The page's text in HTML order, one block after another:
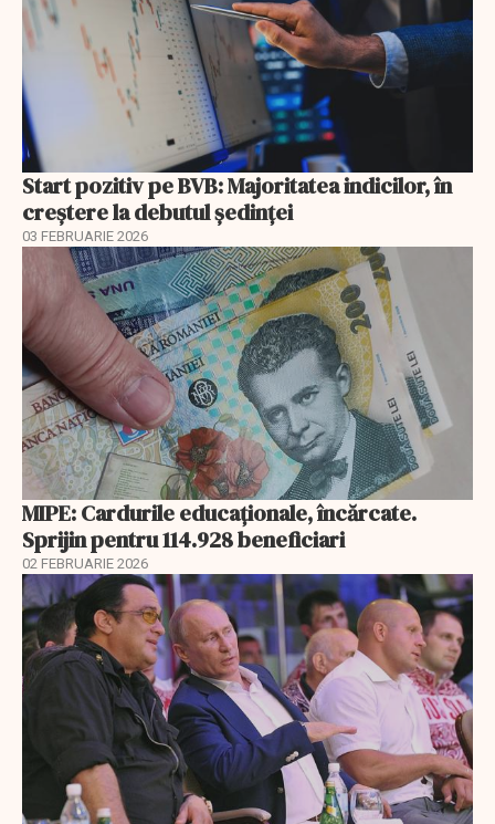
Start pozitiv pe BVB: Majoritatea indicilor, în
creştere la debutul şedinţei
03 FEBRUARIE 2026
MIPE: Cardurile educaţionale, încărcate.
Sprijin pentru 114.928 beneficiari
02 FEBRUARIE 2026